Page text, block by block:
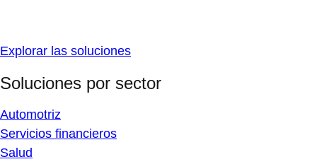
Explorar las soluciones
Soluciones por sector
Automotriz
Servicios financieros
Salud